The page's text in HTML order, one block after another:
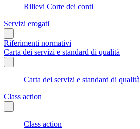
Rilievi Corte dei conti
Servizi erogati
Riferimenti normativi
Carta dei servizi e standard di qualità
Carta dei servizi e standard di qualità
Class action
Class action